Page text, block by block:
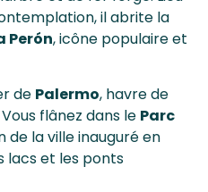
il abrite la
Perón, icône populaire et
de Palermo, havre de
flânez dans le Parc
de la ville inauguré en
lacs et les ponts